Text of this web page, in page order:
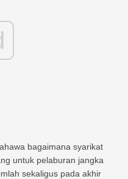
bagaimana syarikat
untuk pelaburan jangka
sekaligus pada akhir